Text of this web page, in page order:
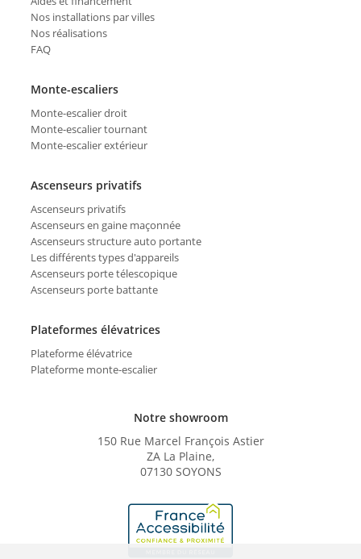
Notre showroom
150 Rue Marcel François Astier
ZA La Plaine,
07130 SOYONS
Nos installations par villes
Nos réalisations
FAQ
Monte-escaliers
Monte-escalier droit
Monte-escalier tournant
Monte-escalier extérieur
Ascenseurs privatifs
Ascenseurs privatifs
Ascenseurs en gaine maçonnée
Ascenseurs structure auto portante
Les différents types d'appareils
Ascenseurs porte télescopique
Ascenseurs porte battante
Plateformes élévatrices
Plateforme élévatrice
Plateforme monte-escalier